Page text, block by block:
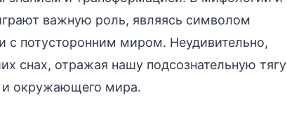
важную роль, являясь символом
с потусторонним миром. Неудивительно,
снах, отражая нашу подсознательную тягу
и окружающего мира.